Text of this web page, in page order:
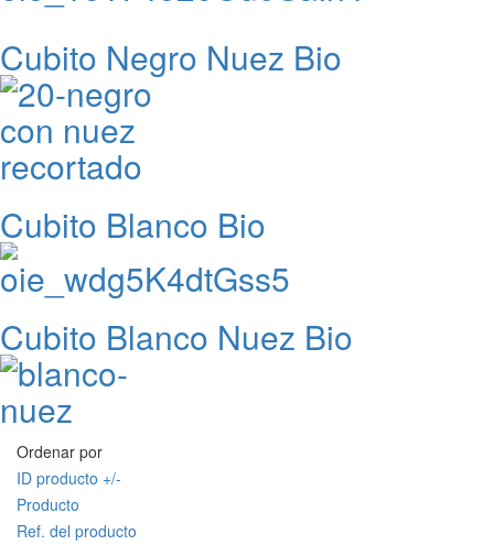
Cubito Negro Nuez Bio
Cubito Blanco Bio
Cubito Blanco Nuez Bio
Ordenar por
ID producto +/-
Producto
Ref. del producto